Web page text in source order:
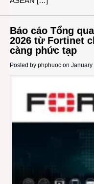
Báo cáo Tổng
2026 từ Fortinet
càng phức tạp
Posted by phphuoc on January